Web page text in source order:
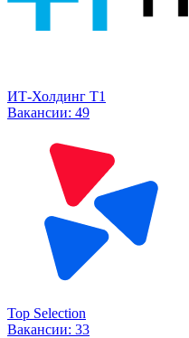
ИТ-Холдинг Т1
Вакансии: 49
Top Selection
Вакансии: 33